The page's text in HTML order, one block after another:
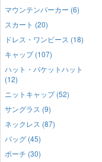
マウンテンパーカー (6)
スカート (20)
ドレス・ワンピース (18)
キャップ (107)
ハット・バケットハット
(12)
ニットキャップ (52)
サングラス (9)
ネックレス (87)
バッグ (45)
ポーチ (30)